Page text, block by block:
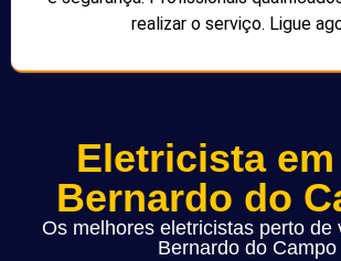
realizar o serviço. Ligue
Eletricista em
Bernardo do
Os melhores eletricistas perto de
Bernardo do Campo